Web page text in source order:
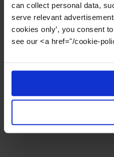
can collect personal data,
serve relevant
cookies only’, you consent
see our <a href="/cookie-